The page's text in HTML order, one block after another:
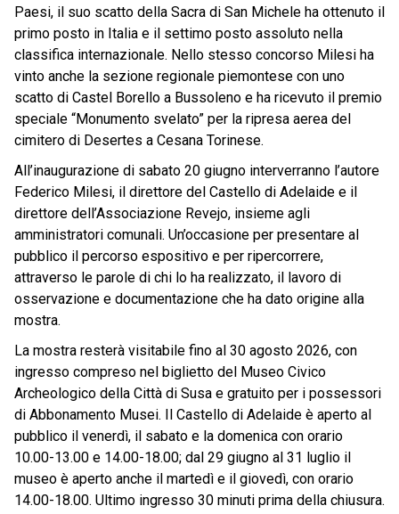
Paesi, il suo scatto della Sacra di San Michele ha ottenuto il
primo posto in Italia e il settimo posto assoluto nella
classifica internazionale. Nello stesso concorso Milesi ha
vinto anche la sezione regionale piemontese con uno
scatto di Castel Borello a Bussoleno e ha ricevuto il premio
speciale “Monumento svelato” per la ripresa aerea del
cimitero di Desertes a Cesana Torinese.
All’inaugurazione di sabato 20 giugno interverranno l’autore
Federico Milesi, il direttore del Castello di Adelaide e il
direttore dell’Associazione Revejo, insieme agli
amministratori comunali. Un’occasione per presentare al
pubblico il percorso espositivo e per ripercorrere,
attraverso le parole di chi lo ha realizzato, il lavoro di
osservazione e documentazione che ha dato origine alla
mostra.
La mostra resterà visitabile fino al 30 agosto 2026, con
ingresso compreso nel biglietto del Museo Civico
Archeologico della Città di Susa e gratuito per i possessori
di Abbonamento Musei. Il Castello di Adelaide è aperto al
pubblico il venerdì, il sabato e la domenica con orario
10.00-13.00 e 14.00-18.00; dal 29 giugno al 31 luglio il
museo è aperto anche il martedì e il giovedì, con orario
14.00-18.00. Ultimo ingresso 30 minuti prima della chiusura.